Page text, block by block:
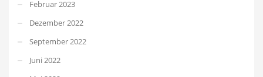
Februar 2023
Dezember 2022
September 2022
Juni 2022